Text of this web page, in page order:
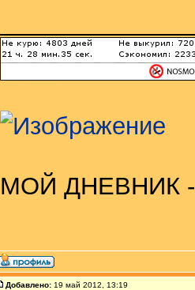
МОЙ ДНЕВНИК
Добавлено: 19 май 2012, 13:19